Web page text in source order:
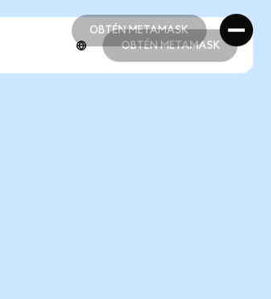
OBTÉN METAMASK
OBTÉN METAMASK
OBTÉN METAMASK